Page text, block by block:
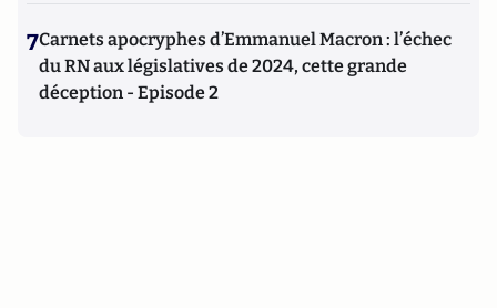
7Carnets apocryphes d’Emmanuel Macron : l’échec
du RN aux législatives de 2024, cette grande
déception - Episode 2